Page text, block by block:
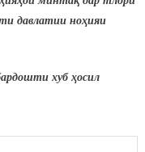
давлатии ноҳияи
хуб ҳосил